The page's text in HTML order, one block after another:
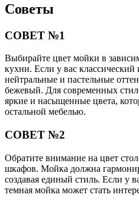
Советы
СОВЕТ №1
Выбирайте цвет мойки в
кухни. Если у вас классический
нейтральные и пастельные
бежевый. Для современных
яркие и насыщенные цвета,
остальной мебелью.
СОВЕТ №2
Обратите внимание на цвет
шкафов. Мойка должна
создавая единый стиль. Если у
темная мойка может стать